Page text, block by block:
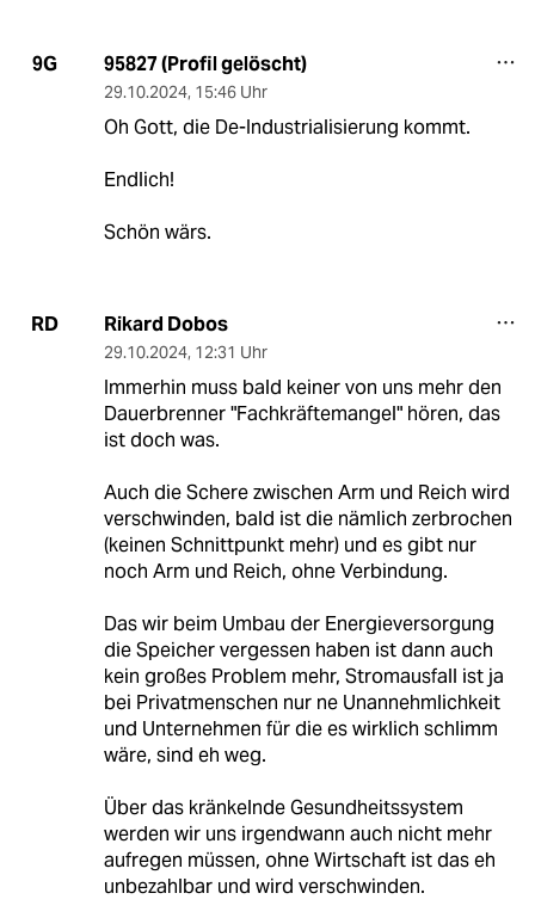
9G 95827 (Profil gelöscht)
29.10.2024, 15:46 Uhr
Oh Gott, die De-Industrialisierung kommt.
Endlich!
Schön wärs.
RD Rikard Dobos
29.10.2024, 12:31 Uhr
Immerhin muss bald keiner von uns mehr den
Dauerbrenner "Fachkräftemangel" hören, das
ist doch was.
Auch die Schere zwischen Arm und Reich wird
verschwinden, bald ist die nämlich zerbrochen
(keinen Schnittpunkt mehr) und es gibt nur
noch Arm und Reich, ohne Verbindung.
Das wir beim Umbau der Energieversorgung
die Speicher vergessen haben ist dann auch
kein großes Problem mehr, Stromausfall ist ja
bei Privatmenschen nur ne Unannehmlichkeit
und Unternehmen für die es wirklich schlimm
wäre, sind eh weg.
Über das kränkelnde Gesundheitssystem
werden wir uns irgendwann auch nicht mehr
aufregen müssen, ohne Wirtschaft ist das eh
unbezahlbar und wird verschwinden.